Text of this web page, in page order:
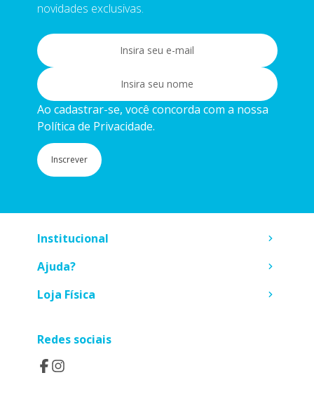
novidades exclusivas.
Ao cadastrar-se, você concorda com a nossa
Política de Privacidade.
Inscrever
Institucional
Ajuda?
Loja Física
Redes sociais